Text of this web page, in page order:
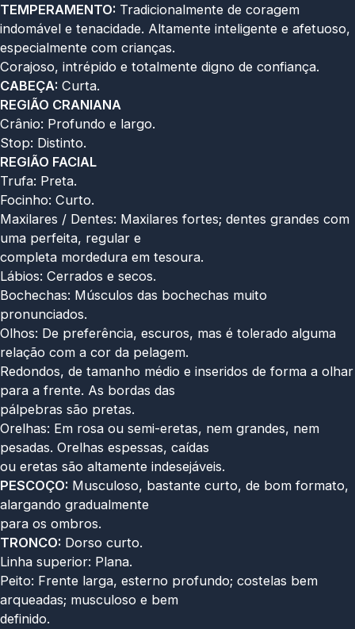
TEMPERAMENTO: Tradicionalmente de coragem
indomável e tenacidade. Altamente inteligente e afetuoso,
especialmente com crianças.
Corajoso, intrépido e totalmente digno de confiança.
CABEÇA: Curta.
REGIÃO CRANIANA
Crânio: Profundo e largo.
Stop: Distinto.
REGIÃO FACIAL
Trufa: Preta.
Focinho: Curto.
Maxilares / Dentes: Maxilares fortes; dentes grandes com
uma perfeita, regular e
completa mordedura em tesoura.
Lábios: Cerrados e secos.
Bochechas: Músculos das bochechas muito
pronunciados.
Olhos: De preferência, escuros, mas é tolerado alguma
relação com a cor da pelagem.
Redondos, de tamanho médio e inseridos de forma a olhar
para a frente. As bordas das
pálpebras são pretas.
Orelhas: Em rosa ou semi-eretas, nem grandes, nem
pesadas. Orelhas espessas, caídas
ou eretas são altamente indesejáveis.
PESCOÇO: Musculoso, bastante curto, de bom formato,
alargando gradualmente
para os ombros.
TRONCO: Dorso curto.
Linha superior: Plana.
Peito: Frente larga, esterno profundo; costelas bem
arqueadas; musculoso e bem
definido.